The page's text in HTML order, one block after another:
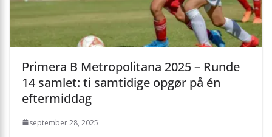
Primera B Metropolitana 2025 – Runde
14 samlet: ti samtidige opgør på én
eftermiddag
september 28, 2025